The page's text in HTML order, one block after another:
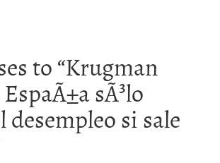
to “Krugman
sÃ³lo
desempleo si sale